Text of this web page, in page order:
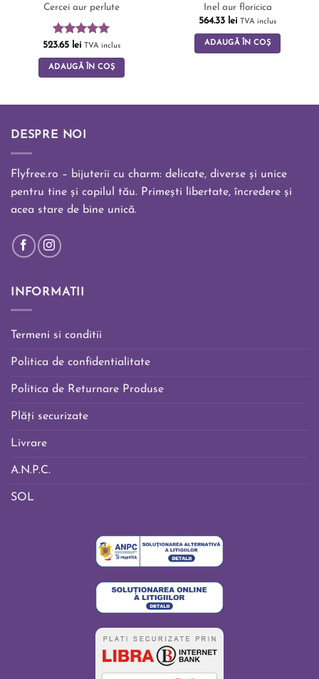
Cercei aur perlute
Evaluat la
5.00din 5
523.65 lei TVA inclus
ADAUGĂ ÎN COȘ
Inel aur floricica
564.33 lei TVA inclus
ADAUGĂ ÎN COȘ
DESPRE NOI
Flyfree.ro – bijuterii cu charm: delicate, diverse și unice
pentru tine și copilul tău. Primești libertate, încredere și
acea stare de bine unică.
INFORMATII
Termeni si conditii
Politica de confidentialitate
Politica de Returnare Produse
Plăți securizate
Livrare
A.N.P.C.
SOL